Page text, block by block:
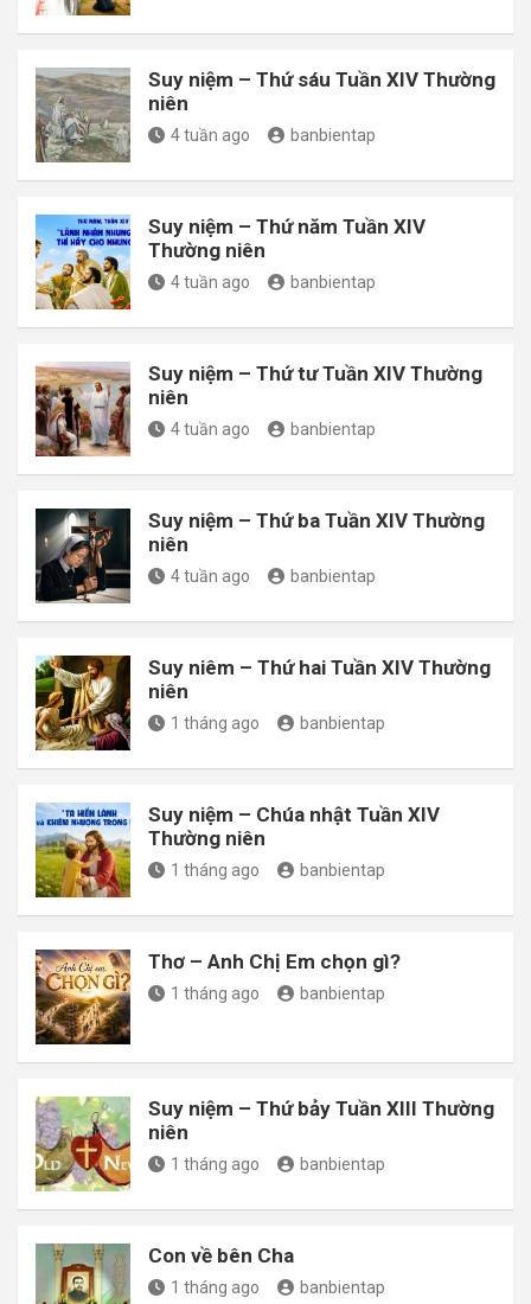
Suy niệm – Thứ sáu Tuần XIV Thường
niên
4 tuần ago banbientap
Suy niệm – Thứ năm Tuần XIV
Thường niên
4 tuần ago banbientap
Suy niệm – Thứ tư Tuần XIV Thường
niên
4 tuần ago banbientap
Suy niệm – Thứ ba Tuần XIV Thường
niên
4 tuần ago banbientap
Suy niêm – Thứ hai Tuần XIV Thường
niên
1 tháng ago banbientap
Suy niệm – Chúa nhật Tuần XIV
Thường niên
1 tháng ago banbientap
Thơ – Anh Chị Em chọn gì?
1 tháng ago banbientap
Suy niệm – Thứ bảy Tuần XIII Thường
niên
1 tháng ago banbientap
Con về bên Cha
1 tháng ago banbientap